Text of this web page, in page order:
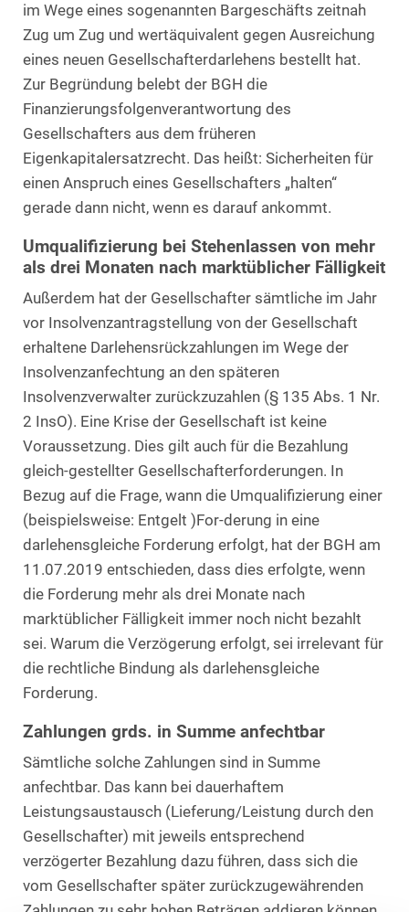
im Wege eines sogenannten Bargeschäfts zeitnah
Zug um Zug und wertäquivalent gegen Ausreichung
eines neuen Gesellschafterdarlehens bestellt hat.
Zur Begründung belebt der BGH die
Finanzierungsfolgenverantwortung des
Gesellschafters aus dem früheren
Eigenkapitalersatzrecht. Das heißt: Sicherheiten für
einen Anspruch eines Gesellschafters „halten“
gerade dann nicht, wenn es darauf ankommt.
Umqualifizierung bei Stehenlassen von mehr
als drei Monaten nach marktüblicher Fälligkeit
Außerdem hat der Gesellschafter sämtliche im Jahr
vor Insolvenzantragstellung von der Gesellschaft
erhaltene Darlehensrückzahlungen im Wege der
Insolvenzanfechtung an den späteren
Insolvenzverwalter zurückzuzahlen (§ 135 Abs. 1 Nr.
2 InsO). Eine Krise der Gesellschaft ist keine
Voraussetzung. Dies gilt auch für die Bezahlung
gleich-gestellter Gesellschafterforderungen. In
Bezug auf die Frage, wann die Umqualifizierung einer
(beispielsweise: Entgelt )For-derung in eine
darlehensgleiche Forderung erfolgt, hat der BGH am
11.07.2019 entschieden, dass dies erfolgte, wenn
die Forderung mehr als drei Monate nach
marktüblicher Fälligkeit immer noch nicht bezahlt
sei. Warum die Verzögerung erfolgt, sei irrelevant für
die rechtliche Bindung als darlehensgleiche
Forderung.
Zahlungen grds. in Summe anfechtbar
Sämtliche solche Zahlungen sind in Summe
anfechtbar. Das kann bei dauerhaftem
Leistungsaustausch (Lieferung/Leistung durch den
Gesellschafter) mit jeweils entsprechend
verzögerter Bezahlung dazu führen, dass sich die
vom Gesellschafter später zurückzugewährenden